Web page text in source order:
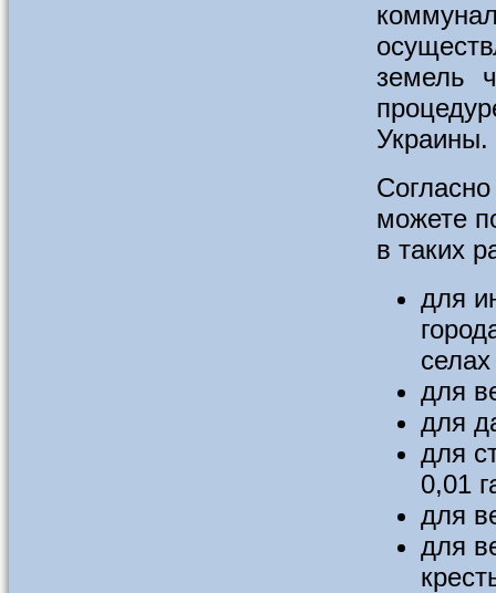
земель
Украины.
можете
в таких
для
для
для
для
0,01
для
для